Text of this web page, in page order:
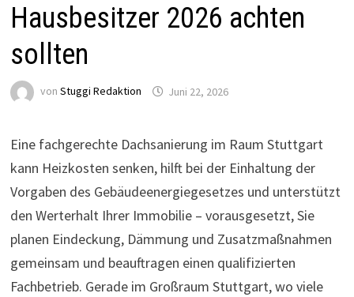
Hausbesitzer 2026 achten
sollten
von Stuggi Redaktion Juni 22, 2026
Eine fachgerechte Dachsanierung im Raum Stuttgart
kann Heizkosten senken, hilft bei der Einhaltung der
Vorgaben des Gebäudeenergiegesetzes und unterstützt
den Werterhalt Ihrer Immobilie – vorausgesetzt, Sie
planen Eindeckung, Dämmung und Zusatzmaßnahmen
gemeinsam und beauftragen einen qualifizierten
Fachbetrieb. Gerade im Großraum Stuttgart, wo viele